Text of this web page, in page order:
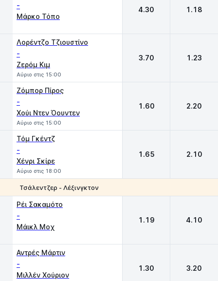
-
Μάρκο Τόπο
4.30 1.18
Λορέντζο Τζιουστίνο
-
Ζερόμ Κιμ
Αύριο στις 15:00
3.70 1.23
Ζόμπορ Πίρος
-
Χούι Ντεν Όουντεν
Αύριο στις 15:00
1.60 2.20
Τόμ Γκέντζ
-
Χένρι Σκίρε
Αύριο στις 18:00
1.65 2.10
Τσάλεντζερ - Λέξινγκτον
Ρέι Σακαμότο
-
Mάικλ Μοχ
1.19 4.10
Αντρές Μάρτιν
-
Μιλλέν Χούριον
1.30 3.20